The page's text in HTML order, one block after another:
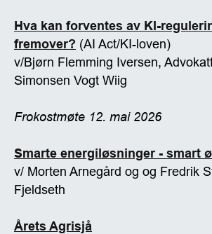
Hva kan forventes av KI-
fremover? (AI Act/KI-loven)
v/Bjørn Flemming Iversen,
Simonsen Vogt Wiig
Frokostmøte 12. mai 2026
Smarte energiløsninger - smart
v/ Morten Arnegård og og Fredrik
Fjeldseth
Årets Agrisjå